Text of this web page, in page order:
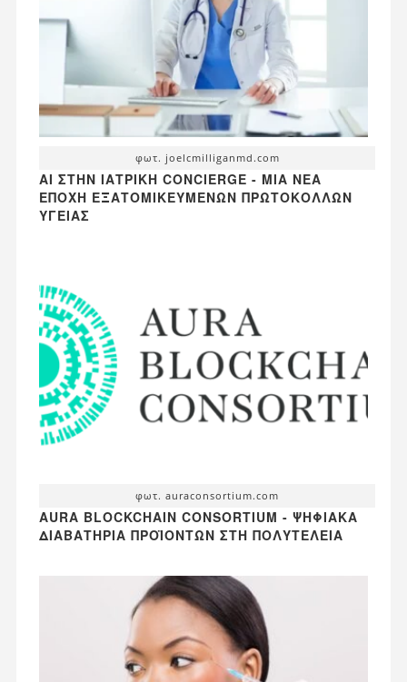
φωτ. joelcmilliganmd.com
AI ΣΤΗΝ ΙΑΤΡΙΚΉ CONCIERGE - ΜΙΑ ΝΈΑ
ΕΠΟΧΉ ΕΞΑΤΟΜΙΚΕΥΜΈΝΩΝ ΠΡΩΤΟΚΌΛΛΩΝ
ΥΓΕΊΑΣ
φωτ. auraconsortium.com
AURA BLOCKCHAIN CONSORTIUM - ΨΗΦΙΑΚΆ
ΔΙΑΒΑΤΉΡΙΑ ΠΡΟΪΌΝΤΩΝ ΣΤΗ ΠΟΛΥΤΈΛΕΙΑ